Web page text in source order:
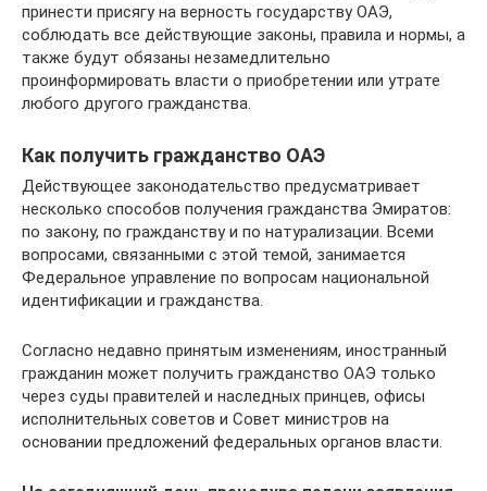
принести присягу на верность государству ОАЭ,
соблюдать все действующие законы, правила и нормы, а
также будут обязаны незамедлительно
проинформировать власти о приобретении или утрате
любого другого гражданства.
Как получить гражданство ОАЭ
Действующее законодательство предусматривает
несколько способов получения гражданства Эмиратов:
по закону, по гражданству и по натурализации. Всеми
вопросами, связанными с этой темой, занимается
Федеральное управление по вопросам национальной
идентификации и гражданства.
Согласно недавно принятым изменениям, иностранный
гражданин может получить гражданство ОАЭ только
через суды правителей и наследных принцев, офисы
исполнительных советов и Совет министров на
основании предложений федеральных органов власти.